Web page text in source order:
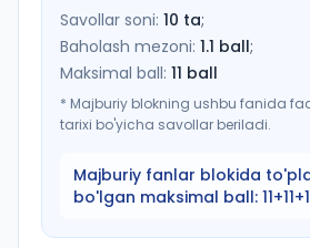
Savollar soni: 10 ta;
Baholash mezoni: 1.1 ball;
Maksimal ball: 11 ball
* Majburiy blokning ushbu fanida
tarixi bo'yicha savollar beriladi.
Majburiy fanlar blokida
bo'lgan maksimal ball: